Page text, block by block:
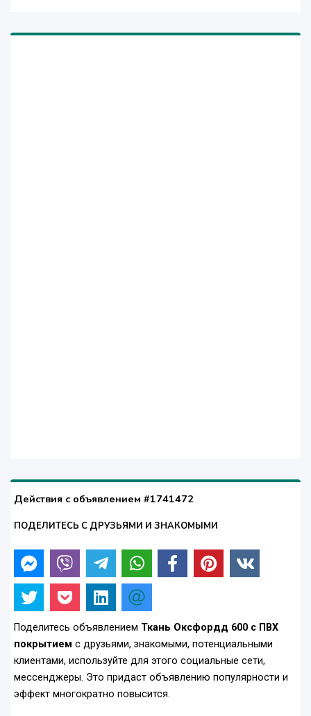
Действия с объявлением #1741472
ПОДЕЛИТЕСЬ С ДРУЗЬЯМИ И ЗНАКОМЫМИ
Поделитесь объявлением Ткань Оксфордд 600 с ПВХ
покрытием с друзьями, знакомыми, потенциальными
клиентами, используйте для этого социальные сети,
мессенджеры. Это придаст объявлению популярности и
эффект многократно повысится.